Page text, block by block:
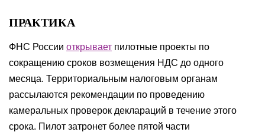
ПРАКТИКА
ФНС России открывает пилотные проекты по
сокращению сроков возмещения НДС до одного
месяца. Территориальным налоговым органам
рассылаются рекомендации по проведению
камеральных проверок деклараций в течение этого
срока. Пилот затронет более пятой части